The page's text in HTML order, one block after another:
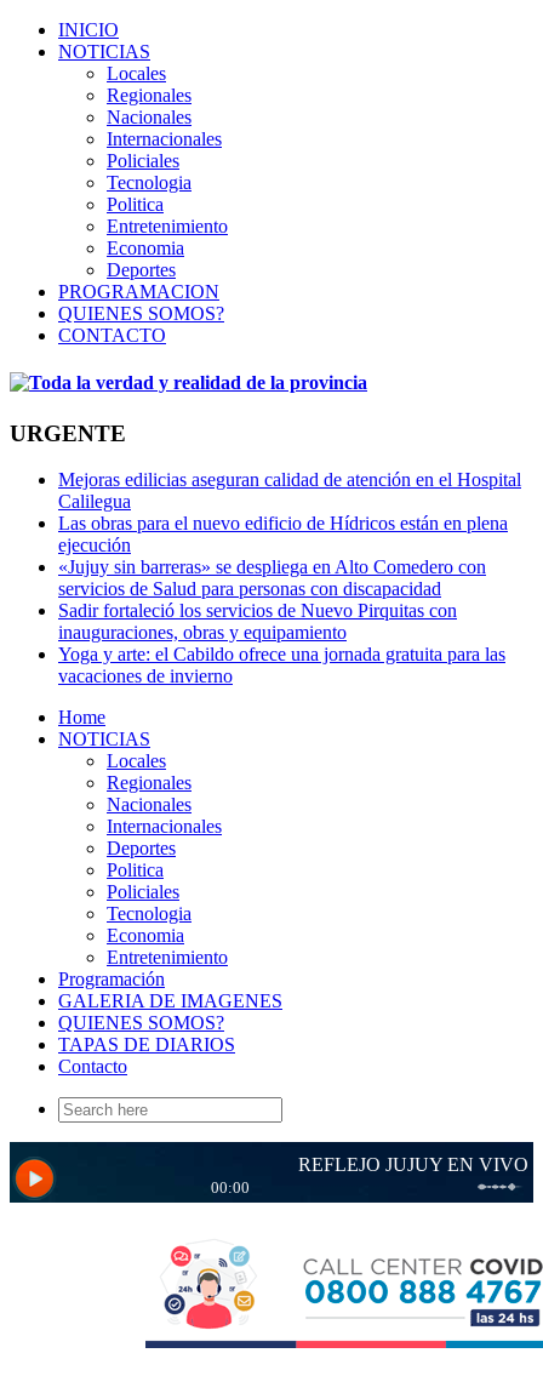
INICIO
NOTICIAS
Locales
Regionales
Nacionales
Internacionales
Policiales
Tecnologia
Politica
Entretenimiento
Economia
Deportes
PROGRAMACION
QUIENES SOMOS?
CONTACTO
URGENTE
Mejoras edilicias aseguran calidad de atención en el Hospital
Calilegua
Las obras para el nuevo edificio de Hídricos están en plena
ejecución
«Jujuy sin barreras» se despliega en Alto Comedero con
servicios de Salud para personas con discapacidad
Sadir fortaleció los servicios de Nuevo Pirquitas con
inauguraciones, obras y equipamiento
Yoga y arte: el Cabildo ofrece una jornada gratuita para las
vacaciones de invierno
Home
NOTICIAS
Locales
Regionales
Nacionales
Internacionales
Deportes
Politica
Policiales
Tecnologia
Economia
Entretenimiento
Programación
GALERIA DE IMAGENES
QUIENES SOMOS?
TAPAS DE DIARIOS
Contacto
Search
for: